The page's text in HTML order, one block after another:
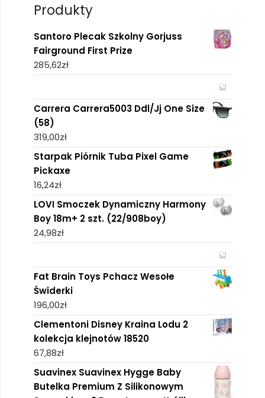
Produkty
Santoro Plecak Szkolny Gorjuss
Fairground First Prize
285,62zł
Carrera Carrera5003 Ddl/Jj One Size
(58)
319,00zł
Starpak Piórnik Tuba Pixel Game
Pickaxe
16,24zł
LOVI Smoczek Dynamiczny Harmony
Boy 18m+ 2 szt. (22/908boy)
24,98zł
Fat Brain Toys Pchacz Wesołe
Świderki
196,00zł
Clementoni Disney Kraina Lodu 2
kolekcja klejnotów 18520
67,88zł
Suavinex Suavinex Hygge Baby
Butelka Premium Z Silikonowym